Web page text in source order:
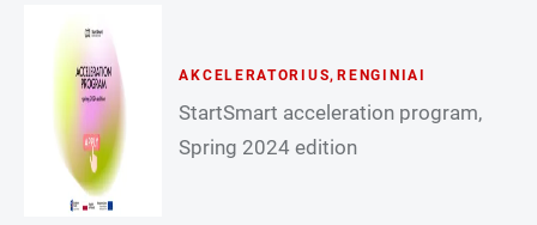
AKCELERATORIUS, RENGINIAI
StartSmart acceleration program,
Spring 2024 edition